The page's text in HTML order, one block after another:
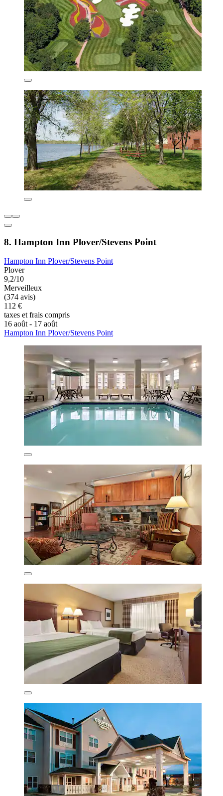
8. Hampton Inn Plover/Stevens Point
Hampton Inn Plover/Stevens Point
Plover
9,2/10
Merveilleux
(374 avis)
112 €
taxes et frais compris
16 août - 17 août
Hampton Inn Plover/Stevens Point